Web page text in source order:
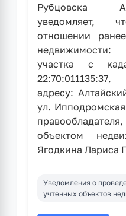
Рубцовска
уведомляет,
отношении
недвижимости:
участка с
адресу:
ул.
объектом
Ягодкина Лариса
Уведомления о
учтенных объектов